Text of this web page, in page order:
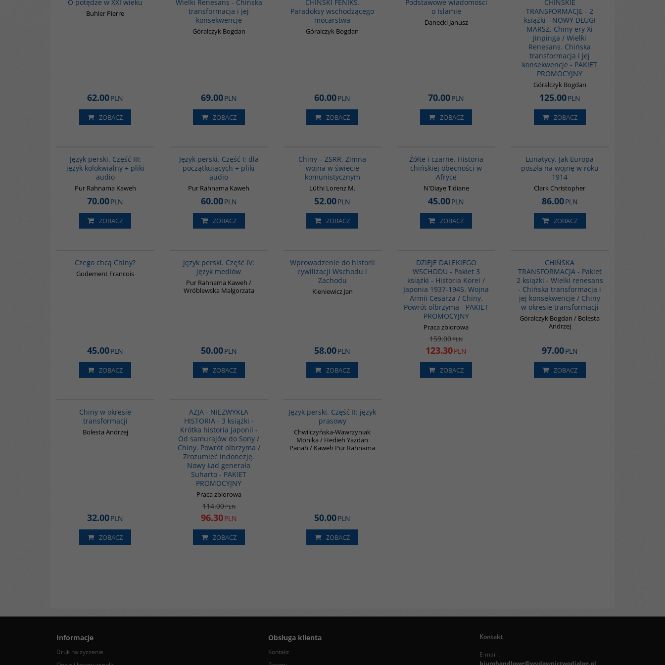
O potędze w XXI wieku
Buhler Pierre
62.00PLN
ZOBACZ
Wielki Renesans - Chińska
transformacja i jej
konsekwencje
Góralczyk Bogdan
69.00PLN
ZOBACZ
CHIŃSKI FENIKS.
Paradoksy wschodzącego
mocarstwa
Góralczyk Bogdan
60.00PLN
ZOBACZ
Podstawowe wiadomości
o Islamie
Danecki Janusz
70.00PLN
ZOBACZ
CHIŃSKIE
TRANSFORMACJE - 2
książki - NOWY DŁUGI
MARSZ. Chiny ery Xi
Jinpinga / Wielki
Renesans. Chińska
transformacja i jej
konsekwencje - PAKIET
PROMOCYJNY
Góralczyk Bogdan
125.00PLN
ZOBACZ
Język perski. Część III:
język kolokwialny + pliki
audio
Pur Rahnama Kaweh
70.00PLN
ZOBACZ
Język perski. Część I: dla
początkujących + pliki
audio
Pur Rahnama Kaweh
60.00PLN
ZOBACZ
Chiny – ZSRR. Zimna
wojna w świecie
komunistycznym
Lüthi Lorenz M.
52.00PLN
ZOBACZ
Żółte i czarne. Historia
chińskiej obecności w
Afryce
N'Diaye Tidiane
45.00PLN
ZOBACZ
Lunatycy. Jak Europa
poszła na wojnę w roku
1914
Clark Christopher
86.00PLN
ZOBACZ
Czego chcą Chiny?
Godement Francois
45.00PLN
ZOBACZ
Język perski. Część IV:
język mediów
Pur Rahnama Kaweh /
Wróblewska Małgorzata
50.00PLN
ZOBACZ
Wprowadzenie do historii
cywilizacji Wschodu i
Zachodu
Kieniewicz Jan
58.00PLN
ZOBACZ
DZIEJE DALEKIEGO
WSCHODU - Pakiet 3
książki - Historia Korei /
Japonia 1937-1945. Wojna
Armii Cesarza / Chiny.
Powrót olbrzyma - PAKIET
PROMOCYJNY
Praca zbiorowa
159.00PLN
123.30PLN
ZOBACZ
CHIŃSKA
TRANSFORMACJA - Pakiet
2 książki - Wielki renesans
- Chińska transformacja i
jej konsekwencje / Chiny
w okresie transformacji
Góralczyk Bogdan / Bolesta
Andrzej
97.00PLN
ZOBACZ
Chiny w okresie
transformacji
Bolesta Andrzej
32.00PLN
ZOBACZ
AZJA - NIEZWYKŁA
HISTORIA - 3 książki -
Krótka historia Japonii -
Od samurajów do Sony /
Chiny. Powrót olbrzyma /
Zrozumieć Indonezję.
Nowy Ład generała
Suharto - PAKIET
PROMOCYJNY
Praca zbiorowa
114.00PLN
96.30PLN
ZOBACZ
Język perski. Część II: język
prasowy
Chwilczyńska-Wawrzyniak
Monika / Hedieh Yazdan
Panah / Kaweh Pur Rahnama
50.00PLN
ZOBACZ
Informacje
Druk na życzenie
Obsługa klienta
Kontakt
Kontakt
E-mail :
biurohandlowe@wydawnictwodialog.pl